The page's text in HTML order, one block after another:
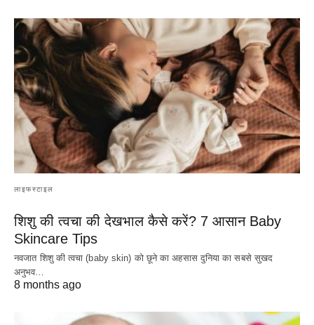
लाइफस्टाइल
शिशु की त्वचा की देखभाल कैसे करें? 7 आसान Baby
Skincare Tips
नवजात शिशु की त्वचा (baby skin) को छूने का अहसास दुनिया का सबसे सुखद
अनुभव…
8 months ago